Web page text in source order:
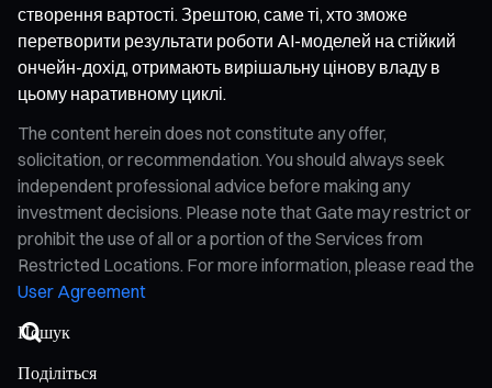
створення вартості. Зрештою, саме ті, хто зможе
перетворити результати роботи AI-моделей на стійкий
ончейн-дохід, отримають вирішальну цінову владу в
цьому наративному циклі.
The content herein does not constitute any offer,
solicitation, or recommendation. You should always seek
independent professional advice before making any
investment decisions. Please note that Gate may restrict or
prohibit the use of all or a portion of the Services from
Restricted Locations. For more information, please read the
User Agreement
Поділіться